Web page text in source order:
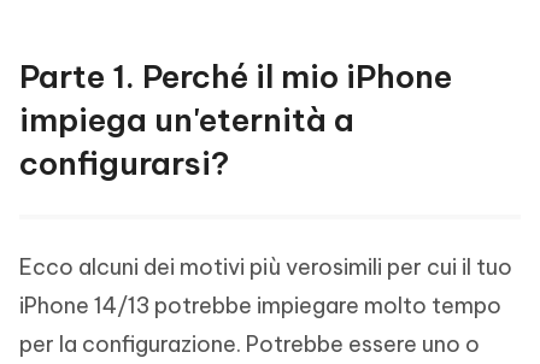
Parte 1. Perché il mio iPhone
impiega un'eternità a
configurarsi?
Ecco alcuni dei motivi più verosimili per cui il tuo
iPhone 14/13 potrebbe impiegare molto tempo
per la configurazione. Potrebbe essere uno o